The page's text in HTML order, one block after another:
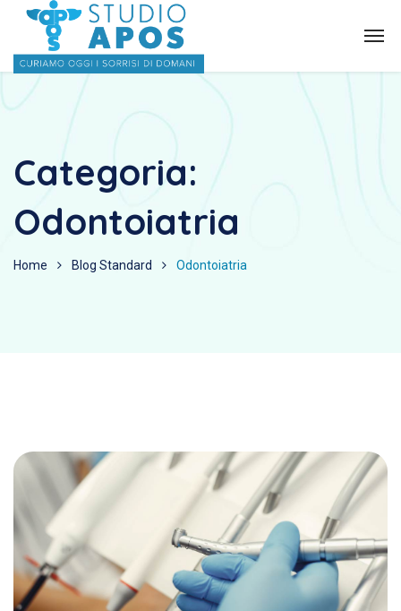
Categoria:
Odontoiatria
Home Blog Standard Odontoiatria